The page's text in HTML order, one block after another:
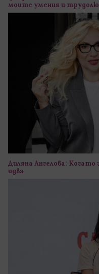
моите умения и
Диляна Ангелова:
идва